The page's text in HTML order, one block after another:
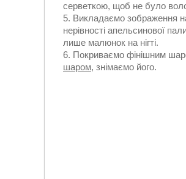
серветкою, щоб не було
Викладаємо зображення
нерівності апельсинової
лише малюнок на нігті.
Покриваємо фінішним
шаром, знімаємо його.